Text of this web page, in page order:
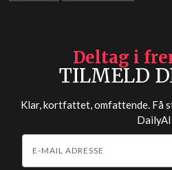
Deltag i
TILMELD
Klar, kortfattet, omfattende. Få
DailyAI